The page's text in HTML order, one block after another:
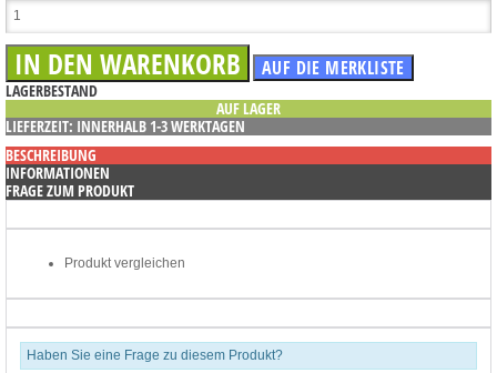
LAGERBESTAND
AUF LAGER
LIEFERZEIT: INNERHALB 1-3 WERKTAGEN
BESCHREIBUNG
INFORMATIONEN
FRAGE ZUM PRODUKT
Produkt vergleichen
Haben Sie eine Frage zu diesem Produkt?